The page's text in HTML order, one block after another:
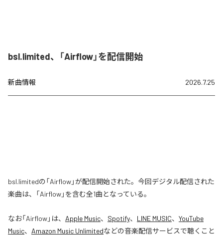
bsl.limited、「Airflow」を配信開始
新曲情報 2026.7.25
bsl.limitedの「Airflow」が配信開始された。今回デジタル配信された
楽曲は、「Airflow」を含む全1曲となっている。
なお「Airflow」は、 Apple Music、 Spotify、 LINE MUSIC、 YouTube
Music、 Amazon Music Unlimitedなどの音楽配信サービスで聴くこと